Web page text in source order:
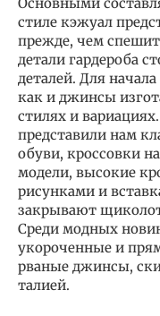
стиле кэжуал
прежде, чем
детали гардероба
деталей. Для
как и джинсы
стилях и
представили нам
обуви, кроссовки
модели, высокие
рисунками и
закрывают
Среди модных
укороченные и
рваные джинсы,
талией.